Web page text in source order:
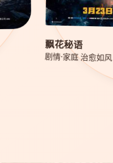
飘花秘语
剧情·家庭 治愈如风